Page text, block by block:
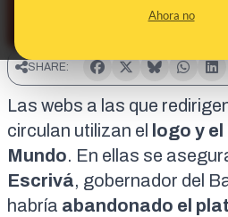
Ahora no
SHARE:
Las webs a las que
circulan utilizan el
logo y el
Mundo. En ellas se
Escrivá, gobernador del
habría abandonado el